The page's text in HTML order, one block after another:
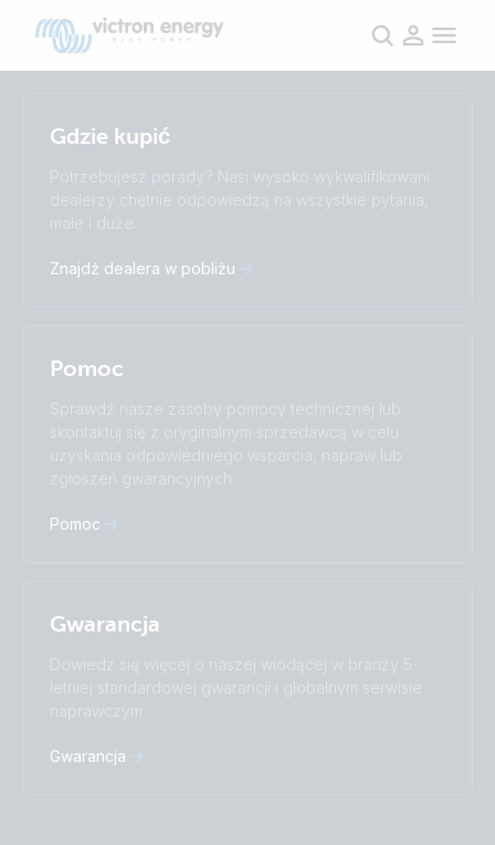
Polskie
Change language
Čeština
Dansk
Deutsch
Italiano
Suomalainen
Русский
中國人
Stay up to date
Subscribe
Gdzie kupić
Potrzebujesz porady? Nasi wysoko wykwalifikowani
dealerzy chętnie odpowiedzą na wszystkie pytania,
małe i duże.
Znajdź dealera w pobliżu
Pomoc
Sprawdź nasze zasoby pomocy technicznej lub
skontaktuj się z oryginalnym sprzedawcą w celu
uzyskania odpowiedniego wsparcia, napraw lub
zgłoszeń gwarancyjnych.
Pomoc
Gwarancja
Dowiedz się więcej o naszej wiodącej w branży 5-
letniej standardowej gwarancji i globalnym serwisie
naprawczym.
Gwarancja